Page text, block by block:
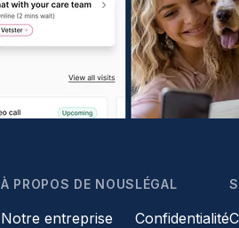
À PROPOS DE NOUS
Notre entreprise
LÉGAL
Confidentialité